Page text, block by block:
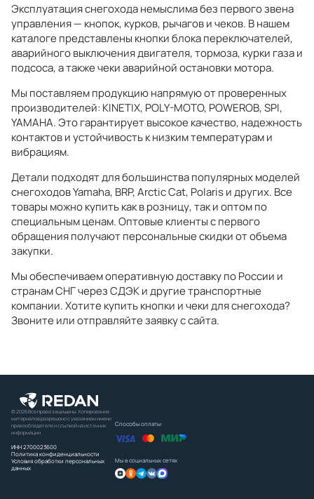
Эксплуатация снегохода немыслима без первого звена
управления — кнопок, курков, рычагов и чеков. В нашем
каталоге представлены кнопки блока переключателей,
аварийного выключения двигателя, тормоза, курки газа и
подсоса, а также чеки аварийной остановки мотора.
Мы поставляем продукцию напрямую от проверенных
производителей: KINETIX, POLY-MOTO, POWEROB, SPI,
YAMAHA. Это гарантирует высокое качество, надежность
контактов и устойчивость к низким температурам и
вибрациям.
Детали подходят для большинства популярных моделей
снегоходов Yamaha, BRP, Arctic Cat, Polaris и других. Все
товары можно купить как в розницу, так и оптом по
специальным ценам. Оптовые клиенты с первого
обращения получают персональные скидки от объема
закупки.
Мы обеспечиваем оперативную доставку по России и
странам СНГ через СДЭК и другие транспортные
компании. Хотите купить кнопки и чеки для снегохода?
Звоните или отправляйте заявку с сайта.
© 2026 Все права защищены. Копирование
материалов разрешено с указанием имени
правообладателя и ссылкой на источник
информации
ИНН 2700023600
Политика конфиденциальности
Условия обработки персональных
данных
Способы оплаты:
Мы в социальных сетях